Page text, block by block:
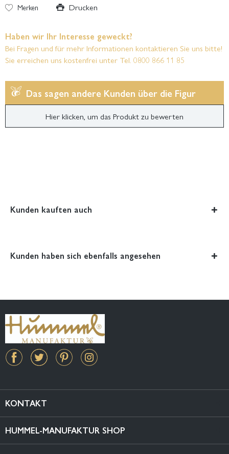
Merken Drucken
Haben wir Ihr Interesse geweckt?
Bei Fragen und für mehr Informationen kontaktieren Sie uns bitte!
Sie erreichen uns kostenfrei unter Tel. 0800 866 11 85
Das sagen andere Kunden über die Figur
Hier klicken, um das Produkt zu bewerten
Kunden kauften auch
Kunden haben sich ebenfalls angesehen
KONTAKT
HUMMEL-MANUFAKTUR SHOP